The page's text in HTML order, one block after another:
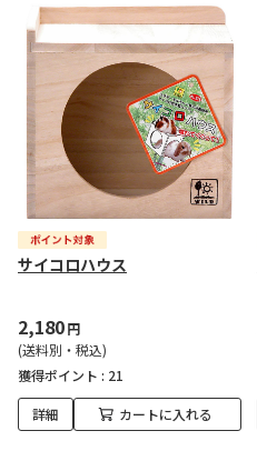
サイコロハウス
2,180円
(送料別・税込)
獲得ポイント : 21
詳細 カートに入れる